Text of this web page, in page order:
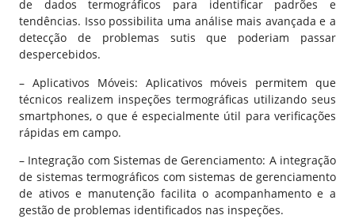
de dados termográficos para identificar padrões e
tendências. Isso possibilita uma análise mais avançada e a
detecção de problemas sutis que poderiam passar
despercebidos.
– Aplicativos Móveis: Aplicativos móveis permitem que
técnicos realizem inspeções termográficas utilizando seus
smartphones, o que é especialmente útil para verificações
rápidas em campo.
– Integração com Sistemas de Gerenciamento: A integração
de sistemas termográficos com sistemas de gerenciamento
de ativos e manutenção facilita o acompanhamento e a
gestão de problemas identificados nas inspeções.